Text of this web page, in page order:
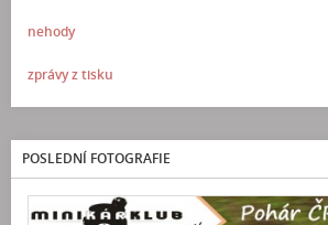
nehody
zprávy z tisku
POSLEDNÍ FOTOGRAFIE